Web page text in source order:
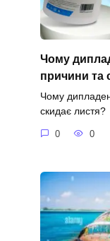
Чому
причини та
Чому
скидає листя?
0 0